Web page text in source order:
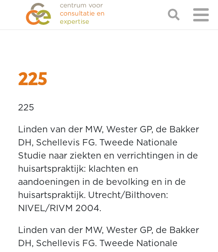
225
225
Linden van der MW, Wester GP, de Bakker
DH, Schellevis FG. Tweede Nationale
Studie naar ziekten en verrichtingen in de
huisartspraktijk: klachten en
aandoeningen in de bevolking en in de
huisartspraktijk. Utrecht/Bilthoven:
NIVEL/RIVM 2004.
Linden van der MW, Wester GP, de Bakker
DH, Schellevis FG. Tweede Nationale